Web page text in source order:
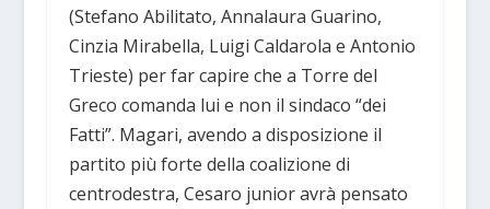
(Stefano Abilitato, Annalaura Guarino,
Cinzia Mirabella, Luigi Caldarola e Antonio
Trieste) per far capire che a Torre del
Greco comanda lui e non il sindaco “dei
Fatti”. Magari, avendo a disposizione il
partito più forte della coalizione di
centrodestra, Cesaro junior avrà pensato